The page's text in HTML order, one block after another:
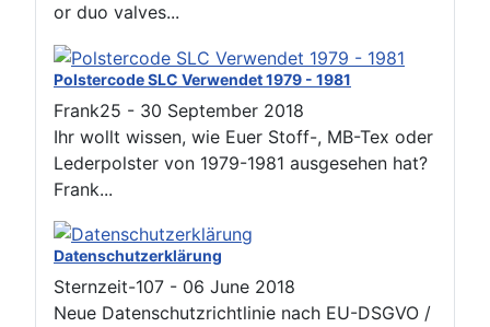
or duo valves...
Polstercode SLC Verwendet 1979 - 1981
Frank25 - 30 September 2018
Ihr wollt wissen, wie Euer Stoff-, MB-Tex oder
Lederpolster von 1979-1981 ausgesehen hat?
Frank...
Datenschutzerklärung
Sternzeit-107 - 06 June 2018
Neue Datenschutzrichtlinie nach EU-DSGVO /